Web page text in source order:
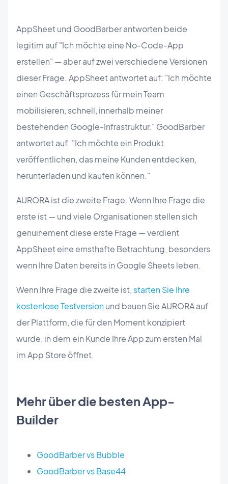
AppSheet und GoodBarber antworten beide
legitim auf "Ich möchte eine No-Code-App
erstellen" — aber auf zwei verschiedene Versionen
dieser Frage. AppSheet antwortet auf: "Ich möchte
einen Geschäftsprozess für mein Team
mobilisieren, schnell, innerhalb meiner
bestehenden Google-Infrastruktur." GoodBarber
antwortet auf: "Ich möchte ein Produkt
veröffentlichen, das meine Kunden entdecken,
herunterladen und kaufen können."
AURORA ist die zweite Frage. Wenn Ihre Frage die
erste ist — und viele Organisationen stellen sich
genuinement diese erste Frage — verdient
AppSheet eine ernsthafte Betrachtung, besonders
wenn Ihre Daten bereits in Google Sheets leben.
Wenn Ihre Frage die zweite ist, starten Sie Ihre
kostenlose Testversionund bauen Sie AURORA auf
der Plattform, die für den Moment konzipiert
wurde, in dem ein Kunde Ihre App zum ersten Mal
im App Store öffnet.
Mehr über die besten App-
Builder
GoodBarber vs Bubble
GoodBarber vs Base44